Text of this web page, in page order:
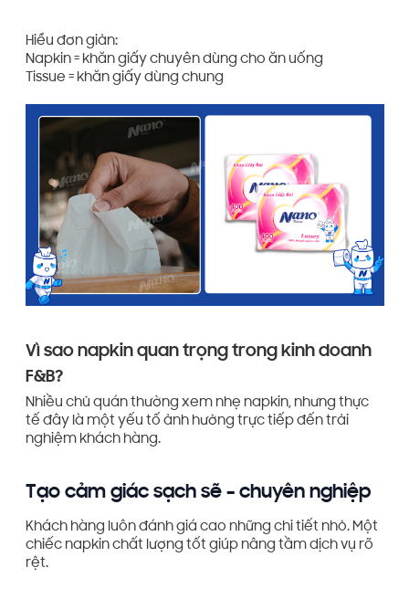
Hiểu đơn giản:
Napkin = khăn giấy chuyên dùng cho ăn uống
Tissue = khăn giấy dùng chung
Vì sao napkin quan trọng trong kinh doanh
F&B?
Nhiều chủ quán thường xem nhẹ napkin, nhưng thực
tế đây là một yếu tố ảnh hưởng trực tiếp đến trải
nghiệm khách hàng.
Tạo cảm giác sạch sẽ – chuyên nghiệp
Khách hàng luôn đánh giá cao những chi tiết nhỏ. Một
chiếc napkin chất lượng tốt giúp nâng tầm dịch vụ rõ
rệt.